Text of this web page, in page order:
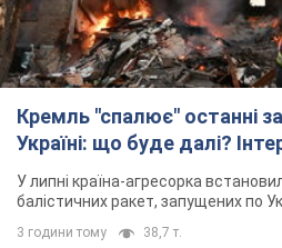
Кремль "спалює" останні
Україні: що буде далі?
У липні країна-агресорка
балістичних ракет, запущених по
3 години тому 38,7 т.